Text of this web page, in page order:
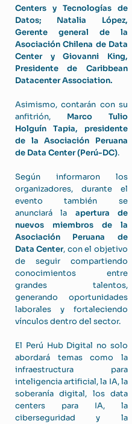
Centers y Tecnologías de
Datos; Natalia López,
Gerente general de la
Asociación Chilena de Data
Center y Giovanni King,
Presidente de Caribbean
Datacenter Association.
Asimismo, contarán con su
anfitrión, Marco Tulio
Holguín Tapia, presidente
de la Asociación Peruana
de Data Center (Perú-DC).
Según informaron los
organizadores, durante el
evento también se
anunciará la apertura de
nuevos miembros de la
Asociación Peruana de
Data Center, con el objetivo
de seguir compartiendo
conocimientos entre
grandes talentos,
generando oportunidades
laborales y fortaleciendo
vínculos dentro del sector.
El Perú Hub Digital no solo
abordará temas como la
infraestructura para
inteligencia artificial, la IA, la
soberanía digital, los data
centers para IA, la
ciberseguridad y la